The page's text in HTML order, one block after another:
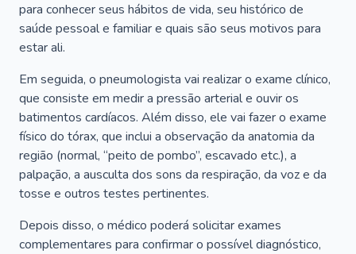
para conhecer seus hábitos de vida, seu histórico de
saúde pessoal e familiar e quais são seus motivos para
estar ali.
Em seguida, o pneumologista vai realizar o exame clínico,
que consiste em medir a pressão arterial e ouvir os
batimentos cardíacos. Além disso, ele vai fazer o exame
físico do tórax, que inclui a observação da anatomia da
região (normal, “peito de pombo”, escavado etc.), a
palpação, a ausculta dos sons da respiração, da voz e da
tosse e outros testes pertinentes.
Depois disso, o médico poderá solicitar exames
complementares para confirmar o possível diagnóstico,